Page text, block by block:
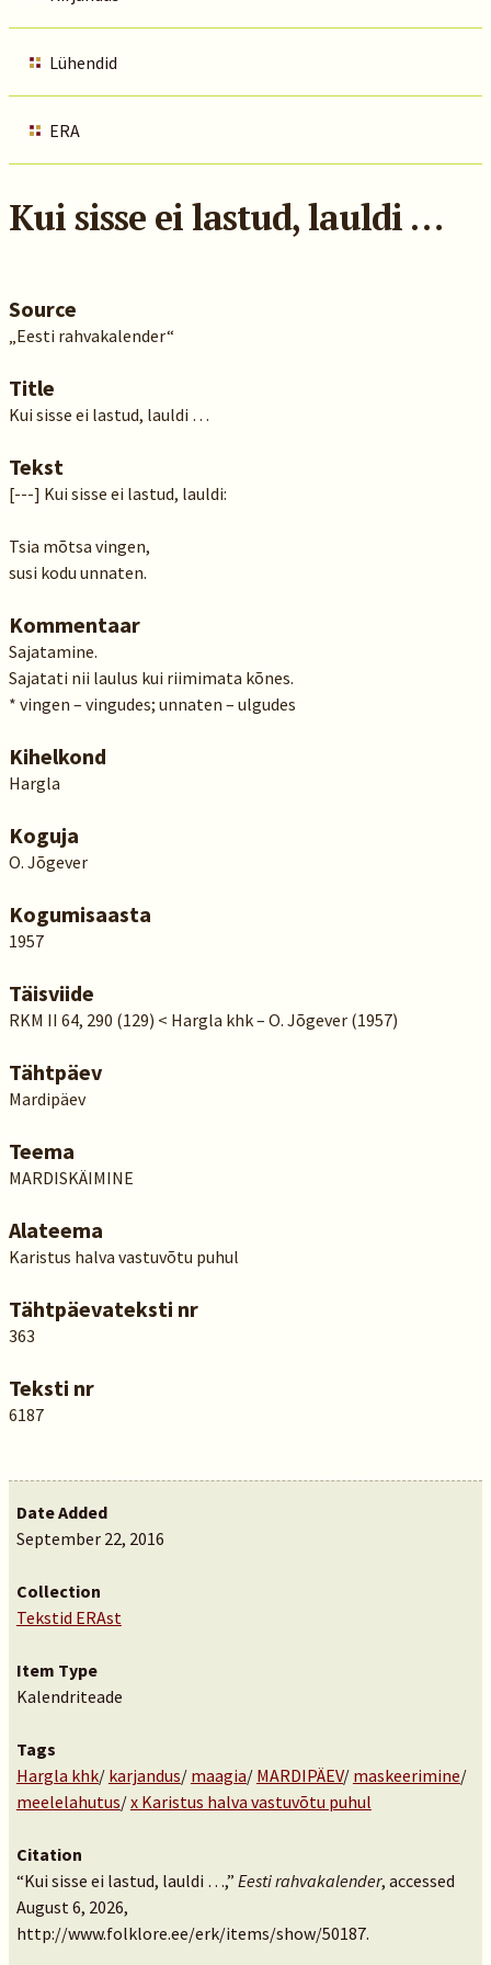
Lühendid
ERA
Kui sisse ei lastud, lauldi …
Source
„Eesti rahvakalender“
Title
Kui sisse ei lastud, lauldi …
Tekst
[---] Kui sisse ei lastud, lauldi:
Tsia mõtsa vingen,
susi kodu unnaten.
Kommentaar
Sajatamine.
Sajatati nii laulus kui riimimata kõnes.
* vingen – vingudes; unnaten – ulgudes
Kihelkond
Hargla
Koguja
O. Jõgever
Kogumisaasta
1957
Täisviide
RKM II 64, 290 (129) < Hargla khk – O. Jõgever (1957)
Tähtpäev
Mardipäev
Teema
MARDISKÄIMINE
Alateema
Karistus halva vastuvõtu puhul
Tähtpäevateksti nr
363
Teksti nr
6187
Date Added
September 22, 2016
Collection
Tekstid ERAst
Item Type
Kalendriteade
Tags
Hargla khk/ karjandus/ maagia/ MARDIPÄEV/ maskeerimine/
meelelahutus/x Karistus halva vastuvõtu puhul
Citation
“Kui sisse ei lastud, lauldi …,” Eesti rahvakalender, accessed
August 6, 2026,
http://www.folklore.ee/erk/items/show/50187.